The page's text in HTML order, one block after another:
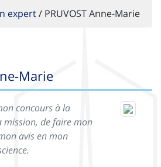
expert/ PRUVOST Anne-Marie
Marie
concours à la
mission, de faire mon
avis en mon